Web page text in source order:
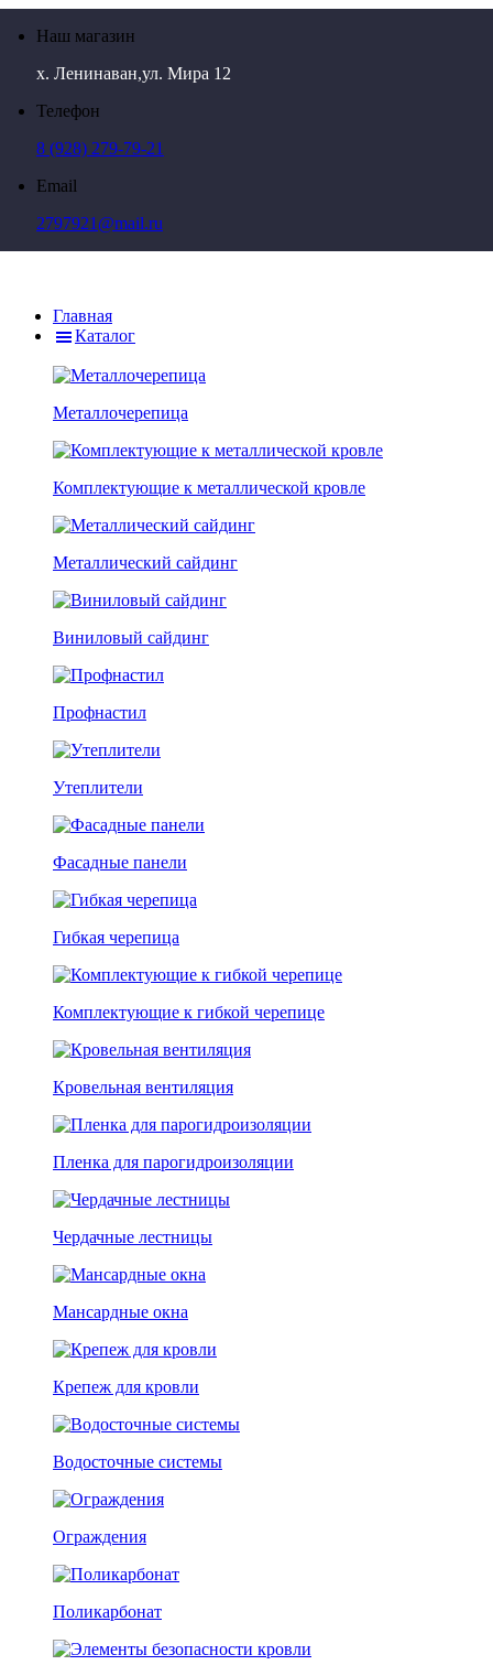
Наш магазин
х. Ленинаван,ул. Мира 12
Телефон
8 (928) 279-79-21
Email
2797921@mail.ru
Главная
Каталог
Металлочерепица
Комплектующие к металлической кровле
Металлический сайдинг
Виниловый сайдинг
Профнастил
Утеплители
Фасадные панели
Гибкая черепица
Комплектующие к гибкой черепице
Кровельная вентиляция
Пленка для парогидроизоляции
Чердачные лестницы
Мансардные окна
Крепеж для кровли
Водосточные системы
Ограждения
Поликарбонат